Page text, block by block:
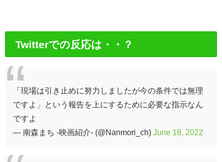
Twitterでの反応は・・？
「現場は引き止めに努力しましたが今の条件では無理
ですよ」という報告を上にするために必要な指示なん
ですよ
— 南森まち -映画紹介- (@Nanmori_ch) June 18, 2022